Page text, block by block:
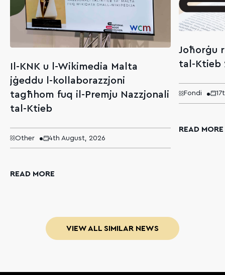
Il-KNK u l-Wikimedia Malta
jġeddu l-kollaborazzjoni
tagħhom fuq il-Premju Nazzjonali
tal-Ktieb
Other 4th August, 2026
READ MORE
Joħorġu
tal-Ktieb
Fondi
READ MORE
VIEW ALL SIMILAR NEWS